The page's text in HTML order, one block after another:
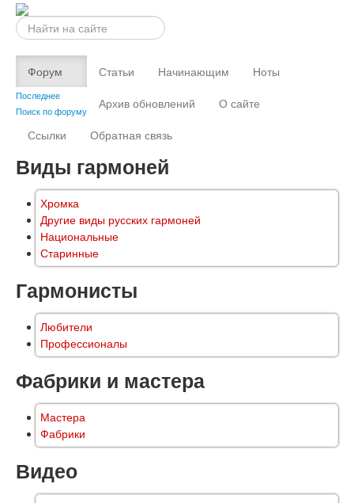
Искать...
Форум
Последнее
Поиск по форуму
Статьи Начинающим
Ноты
Архив обновлений
О сайте
Ссылки
Обратная связь
Виды гармоней
Хромка
Другие виды русских гармоней
Национальные
Старинные
Гармонисты
Любители
Профессионалы
Фабрики и мастера
Мастера
Фабрики
Видео